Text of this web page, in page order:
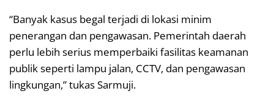
“Banyak kasus begal terjadi di lokasi minim
penerangan dan pengawasan. Pemerintah daerah
perlu lebih serius memperbaiki fasilitas keamanan
publik seperti lampu jalan, CCTV, dan pengawasan
lingkungan,” tukas Sarmuji.